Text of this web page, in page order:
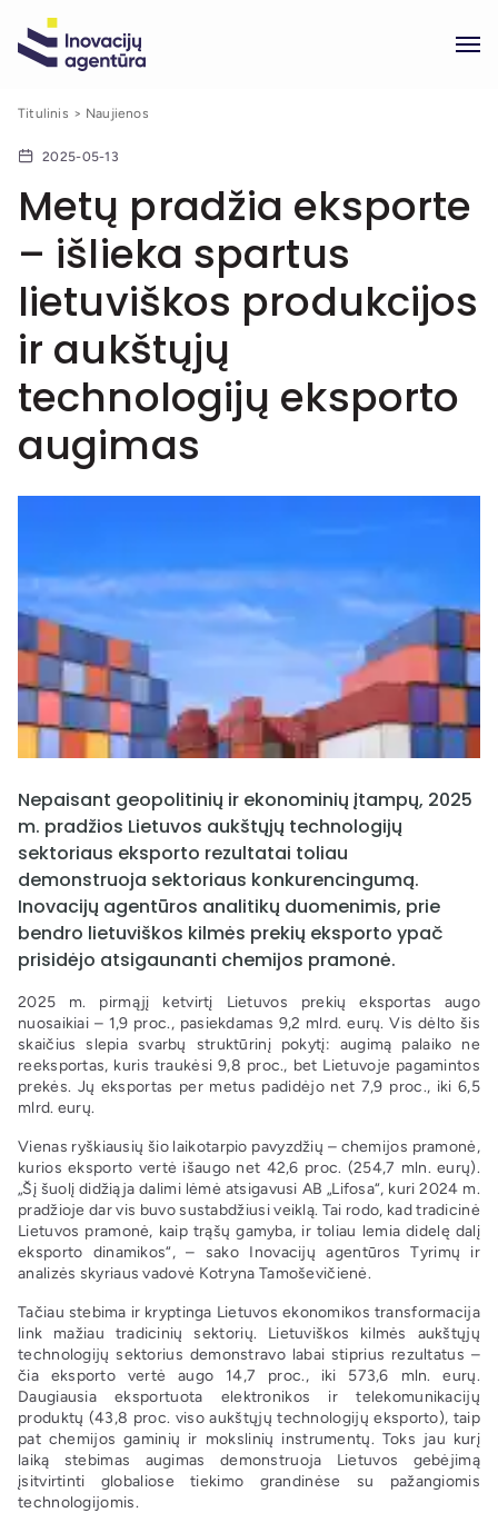
Titulinis Naujienos
2025-05-13
Metų pradžia eksporte
– išlieka spartus
lietuviškos produkcijos
ir aukštųjų
technologijų eksporto
augimas
Nepaisant geopolitinių ir ekonominių įtampų, 2025
m. pradžios Lietuvos aukštųjų technologijų
sektoriaus eksporto rezultatai toliau
demonstruoja sektoriaus konkurencingumą.
Inovacijų agentūros analitikų duomenimis, prie
bendro lietuviškos kilmės prekių eksporto ypač
prisidėjo atsigaunanti chemijos pramonė.
2025 m. pirmąjį ketvirtį Lietuvos prekių eksportas augo
nuosaikiai – 1,9 proc., pasiekdamas 9,2 mlrd. eurų. Vis dėlto šis
skaičius slepia svarbų struktūrinį pokytį: augimą palaiko ne
reeksportas, kuris traukėsi 9,8 proc., bet Lietuvoje pagamintos
prekės. Jų eksportas per metus padidėjo net 7,9 proc., iki 6,5
mlrd. eurų.
Vienas ryškiausių šio laikotarpio pavyzdžių – chemijos pramonė,
kurios eksporto vertė išaugo net 42,6 proc. (254,7 mln. eurų).
„Šį šuolį didžiąja dalimi lėmė atsigavusi AB „Lifosa“, kuri 2024 m.
pradžioje dar vis buvo sustabdžiusi veiklą. Tai rodo, kad tradicinė
Lietuvos pramonė, kaip trąšų gamyba, ir toliau lemia didelę dalį
eksporto dinamikos“, – sako Inovacijų agentūros Tyrimų ir
analizės skyriaus vadovė Kotryna Tamoševičienė.
Tačiau stebima ir kryptinga Lietuvos ekonomikos transformacija
link mažiau tradicinių sektorių. Lietuviškos kilmės aukštųjų
technologijų sektorius demonstravo labai stiprius rezultatus –
čia eksporto vertė augo 14,7 proc., iki 573,6 mln. eurų.
Daugiausia eksportuota elektronikos ir telekomunikacijų
produktų (43,8 proc. viso aukštųjų technologijų eksporto), taip
pat chemijos gaminių ir mokslinių instrumentų. Toks jau kurį
laiką stebimas augimas demonstruoja Lietuvos gebėjimą
įsitvirtinti globaliose tiekimo grandinėse su pažangiomis
technologijomis.